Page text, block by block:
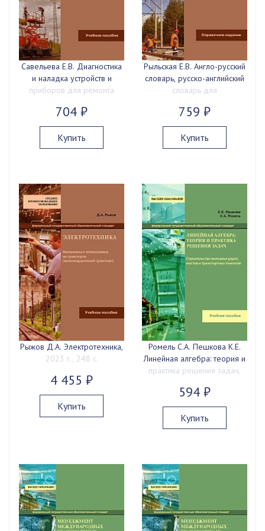
Савельева Е.В. Диагностика
и наладка устройств и
приборов для ремонта
электрических установок и
сетей, 2023 г., 116 с.
704 ₽
Купить
Рыльская Е.В. Англо-русский
словарь, русско-английский
словарь для
г., 88 с.
759 ₽
Купить
Рыжов Д.А. Электротехника,
2023 г., 248 с.
4 455 ₽
Купить
Ромель С.А. Пешкова К.Е.
Линейная алгебра: теория и
практика решения задач,
594 ₽
Купить